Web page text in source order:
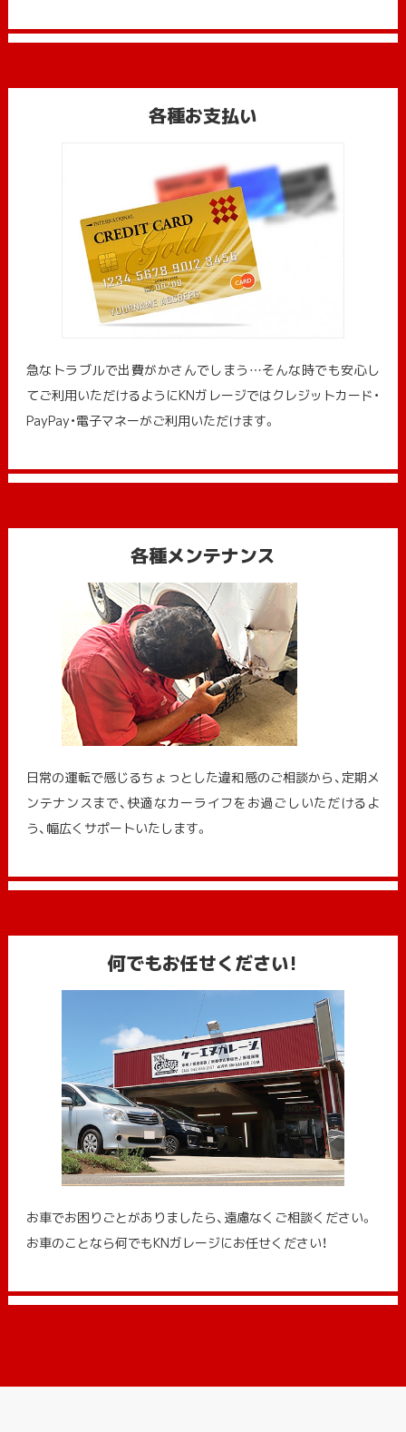
各種お支払い
急なトラブルで出費がかさんでしまう…そんな時でも安心し
てご利用いただけるようにKNガレージではクレジットカード・
PayPay・電子マネーがご利用いただけます。
各種メンテナンス
日常の運転で感じるちょっとした違和感のご相談から、定期メ
ンテナンスまで、快適なカーライフをお過ごしいただけるよ
う、幅広くサポートいたします。
何でもお任せください!
お車でお困りごとがありましたら、遠慮なくご相談ください。
お車のことなら何でもKNガレージにお任せください！